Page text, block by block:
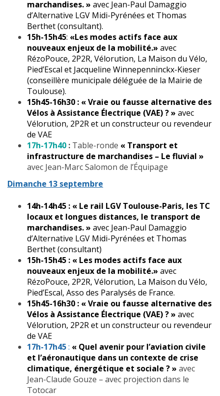
marchandises. » avec Jean-Paul Damaggio
d’Alternative LGV Midi-Pyrénées et Thomas
Berthet (consultant).
15h-15h45: «Les modes actifs face aux
nouveaux enjeux de la mobilité.» avec
RézoPouce, 2P2R, Vélorution, La Maison du Vélo,
Pied’Escal et Jacqueline Winnepenninckx-Kieser
(conseillère municipale déléguée de la Mairie de
Toulouse).
15h45-16h30 : « Vraie ou fausse alternative des
Vélos à Assistance Électrique (VAE) ? » avec
Vélorution, 2P2R et un constructeur ou revendeur
de VAE
17h-17h40 : Table-ronde « Transport et
infrastructure de marchandises – Le fluvial »
avec Jean-Marc Salomon de l’Équipage
Dimanche 13 septembre
14h-14h45 : « Le rail LGV Toulouse-Paris, les TC
locaux et longues distances, le transport de
marchandises. » avec Jean-Paul Damaggio
d’Alternative LGV Midi-Pyrénées et Thomas
Berthet (consultant)
15h-15h45 : « Les modes actifs face aux
nouveaux enjeux de la mobilité.» avec
RézoPouce, 2P2R, Vélorution, La Maison du Vélo,
Pied’Escal, Asso des Paralysés de France.
15h45-16h30 : « Vraie ou fausse alternative des
Vélos à Assistance Électrique (VAE) ? » avec
Vélorution, 2P2R et un constructeur ou revendeur
de VAE
17h-17h45: « Quel avenir pour l’aviation civile
et l’aéronautique dans un contexte de crise
climatique, énergétique et sociale ? » avec
Jean-Claude Gouze – avec projection dans le
Totocar